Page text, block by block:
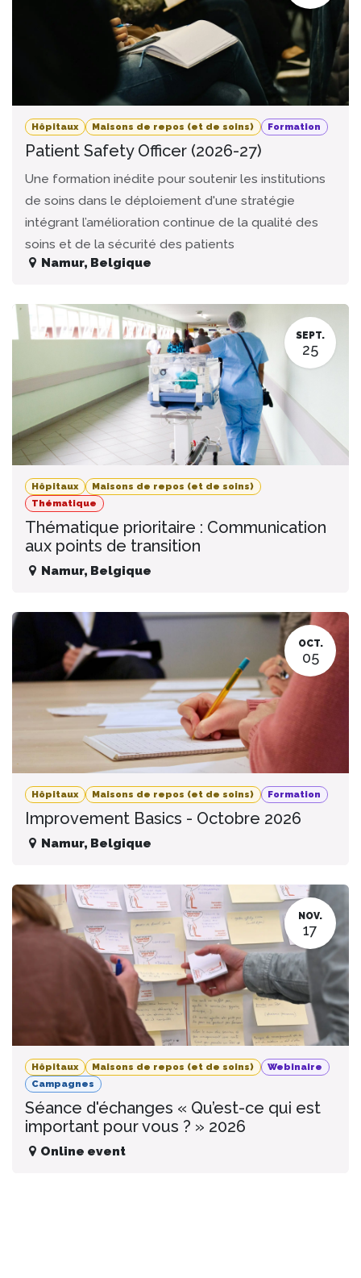
Hôpitaux Maisons de repos (et de soins) Formation
Patient Safety Officer (2026-27)
Une formation inédite pour soutenir les institutions
de soins dans le déploiement d'une stratégie
intégrant l’amélioration continue de la qualité des
soins et de la sécurité des patients
Namur, Belgique
SEPT.
25
Hôpitaux
Maisons de repos (et de soins)
Thématique
Thématique prioritaire : Communication
aux points de transition
Namur, Belgique
OCT.
05
Hôpitaux Maisons de repos (et de soins) Formation
Improvement Basics - Octobre 2026
Namur, Belgique
NOV.
17
Hôpitaux Maisons de repos (et de soins)
Webinaire
Campagnes
Séance d'échanges « Qu’est-ce qui est
important pour vous ? » 2026
Online event